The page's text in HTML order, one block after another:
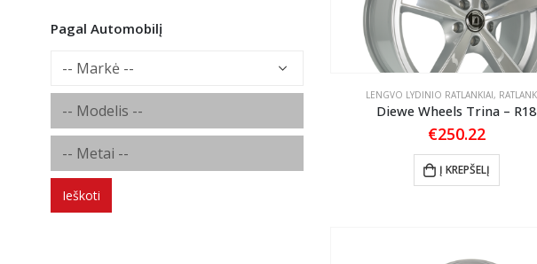
LENGVO LYDINIO RATLANKIAI,
Diewe Wheels Trina – R18
€250.22
Į KREPŠELĮ
Pagal Automobilį
Ieškoti